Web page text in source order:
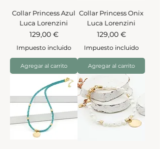
Collar Princess Azul
Luca Lorenzini
Precio
129,00 €
Impuesto incluido
Agregar al carrito
Collar Princess Onix
Luca Lorenzini
Precio
129,00 €
Impuesto incluido
Agregar al carrito